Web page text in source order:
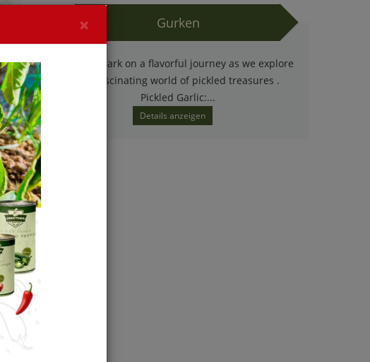
Gurken
Let's embark on a flavorful journey as we explore
the fascinating world of pickled treasures .
Pickled Garlic:...
Details anzeigen
×